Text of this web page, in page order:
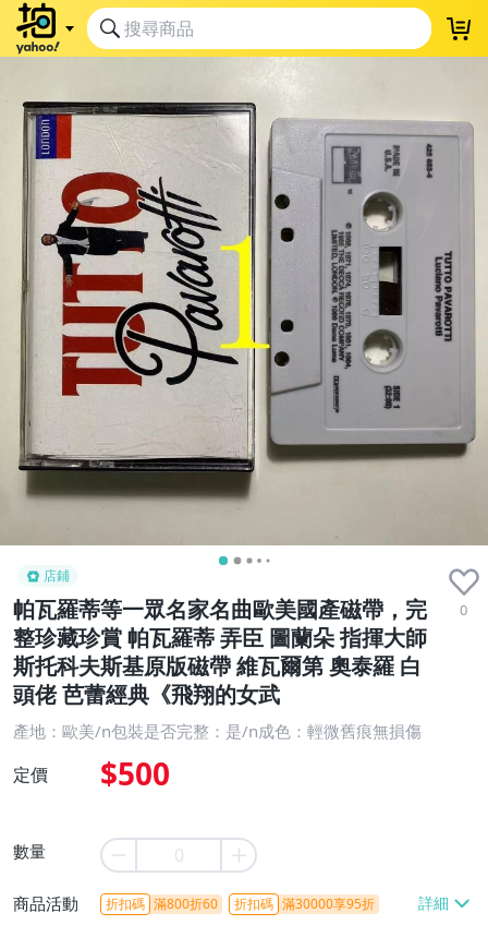
店鋪
帕瓦羅蒂等一眾名家名曲歐美國產磁帶，完
整珍藏珍賞 帕瓦羅蒂 弄臣 圖蘭朵 指揮大師
斯托科夫斯基原版磁帶 維瓦爾第 奧泰羅 白
頭佬 芭蕾經典《飛翔的女武
0
產地：歐美/n包裝是否完整：是/n成色：輕微舊痕無損傷
定價 $500
數量
商品活動 折扣碼 滿800折60 折扣碼 滿30000享95折